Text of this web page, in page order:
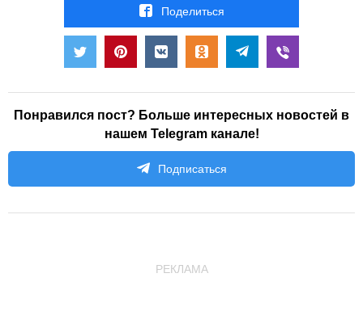
Поделиться
Понравился пост? Больше интересных новостей в
нашем Telegram канале!
Подписаться
РЕКЛАМА